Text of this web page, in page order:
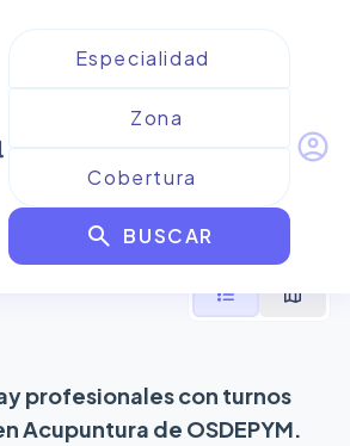
search BUSCAR
account_circle
paraAcupuntura
format_list_bulleted map
profesionales con turnos
Acupuntura de OSDEPYM.